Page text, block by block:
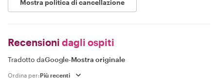
Mostra politica di cancellazione
Recensioni dagli ospiti
Tradotto daGoogle-Mostra originale
Ordina per: